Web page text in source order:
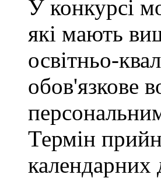
У конкурсі
які мають
освітньо-
обов'язкове
Термін
календарних